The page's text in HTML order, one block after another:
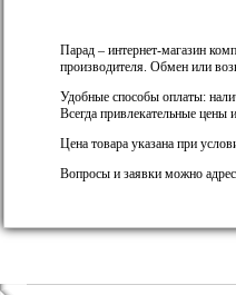
Парад – интернет-магазин
производителя. Обмен или
Удобные способы оплаты:
Всегда привлекательные
Цена товара указана при
Вопросы и заявки можно